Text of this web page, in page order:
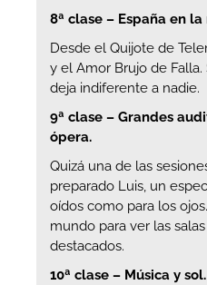
8ª clase – España en la
Desde el Quijote de
y el Amor Brujo de
deja indiferente a nadie.
9ª clase – Grandes
ópera.
Quizá una de las
preparado Luis, un
oídos como para los
mundo para ver las
destacados.
10ª clase – Música y